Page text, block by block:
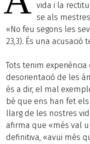
vida i la
se als
«No feu segons les
23,3). És una acusació
Tots tenim
desorientació de les
és a dir, el mal
bé que ens han fet
llarg de les nostres
afirma que «més val
definitiva, «avui més